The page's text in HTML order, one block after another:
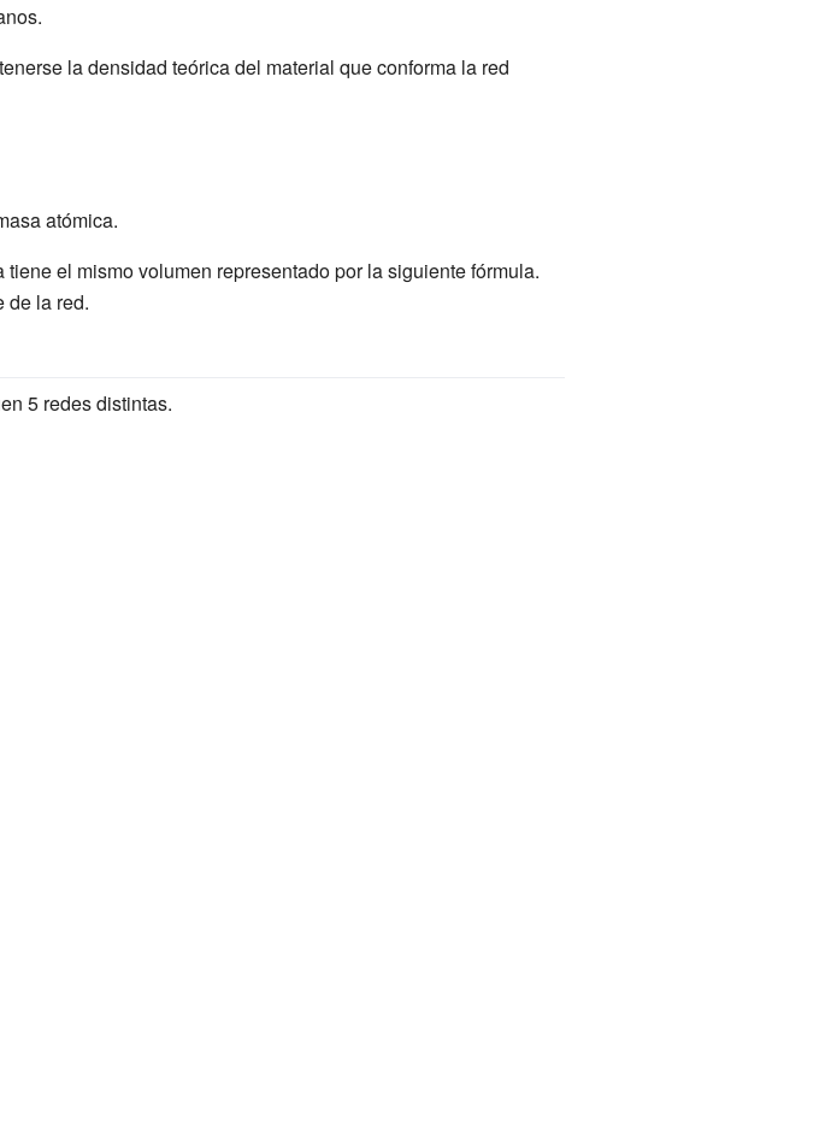
la densidad teórica del material que conforma la red
atómica.
tiene el mismo volumen representado por la siguiente fórmula.
de la red.
5 redes distintas.